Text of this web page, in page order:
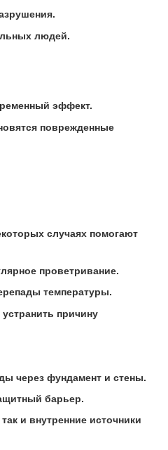
людей.
эффект.
поврежденные
случаях помогают
проветривание.
температуры.
причину
через фундамент и стены.
барьер.
и внутренние источники